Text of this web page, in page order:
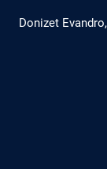
Donizet Evandro